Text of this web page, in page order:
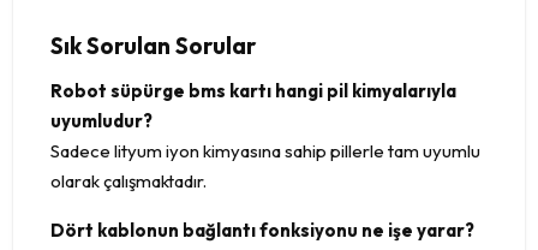
Sık Sorulan Sorular
Robot süpürge bms kartı hangi pil kimyalarıyla
uyumludur?
Sadece lityum iyon kimyasına sahip pillerle tam uyumlu
olarak çalışmaktadır.
Dört kablonun bağlantı fonksiyonu ne işe yarar?